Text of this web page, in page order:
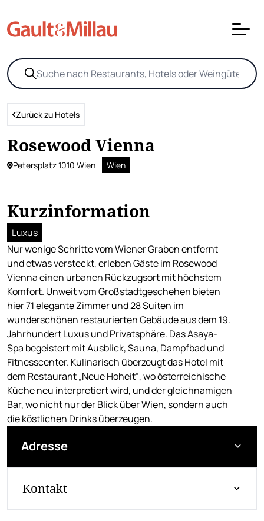
Zurück zu Hotels
Rosewood Vienna
Petersplatz 1010 Wien Wien
Kurzinformation
Luxus
Nur wenige Schritte vom Wiener Graben entfernt
und etwas versteckt, erleben Gäste im Rosewood
Vienna einen urbanen Rückzugsort mit höchstem
Komfort. Unweit vom Großstadtgeschehen bieten
hier 71 elegante Zimmer und 28 Suiten im
wunderschönen restaurierten Gebäude aus dem 19.
Jahrhundert Luxus und Privatsphäre. Das Asaya-
Spa begeistert mit Ausblick, Sauna, Dampfbad und
Fitnesscenter. Kulinarisch überzeugt das Hotel mit
dem Restaurant „Neue Hoheit“, wo österreichische
Küche neu interpretiert wird, und der gleichnamigen
Bar, wo nicht nur der Blick über Wien, sondern auch
die köstlichen Drinks überzeugen.
Adresse
Kontakt